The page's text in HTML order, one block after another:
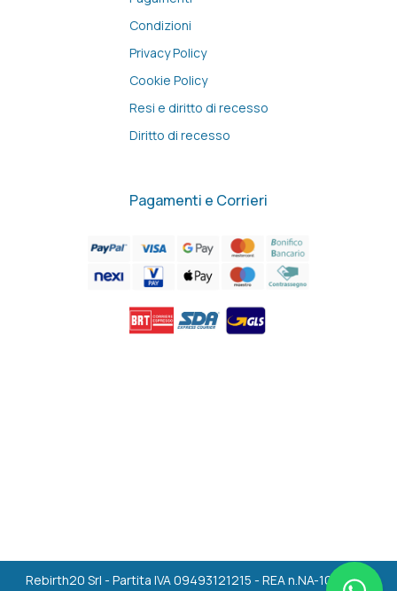
Condizioni
Privacy Policy
Cookie Policy
Resi e diritto di recesso
Diritto di recesso
Pagamenti e Corrieri
Rebirth20 Srl - Partita IVA 09493121215 - REA n.NA-1036494